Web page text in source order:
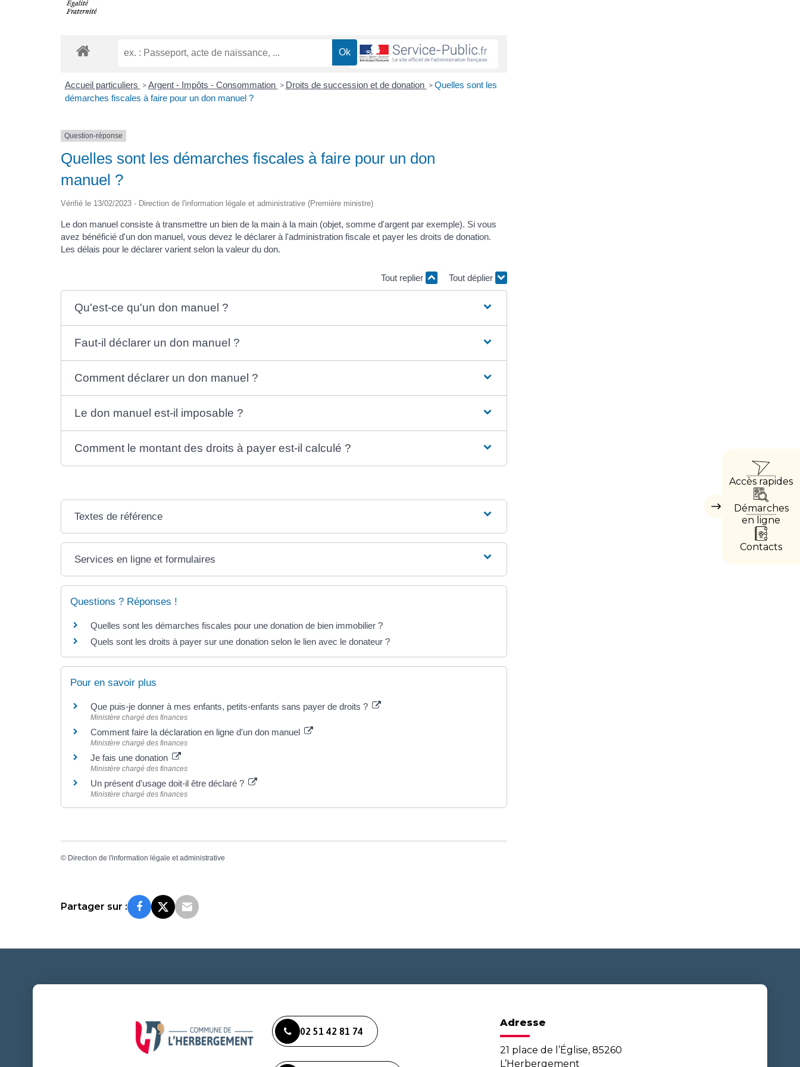
Masquer
Accès rapides
Démarches
en ligne
Contacts
Accueil particuliers > Argent - Impôts - Consommation > Droits de succession et de donation > Quelles sont les
démarches fiscales à faire pour un don manuel ?
Question-réponse
Quelles sont les démarches fiscales à faire pour un don
manuel ?
Vérifié le 13/02/2023 - Direction de l'information légale et administrative (Première ministre)
Le don manuel consiste à transmettre un bien de la main à la main (objet, somme d'argent par exemple). Si vous
avez bénéficié d'un don manuel, vous devez le déclarer à l'administration fiscale et payer les droits de donation.
Les délais pour le déclarer varient selon la valeur du don.
Tout replier Tout déplier
Qu'est-ce qu'un don manuel ?
Faut-il déclarer un don manuel ?
Comment déclarer un don manuel ?
Le don manuel est-il imposable ?
Comment le montant des droits à payer est-il calculé ?
Textes de référence
Services en ligne et formulaires
Questions ? Réponses !
Quelles sont les démarches fiscales pour une donation de bien immobilier ?
Quels sont les droits à payer sur une donation selon le lien avec le donateur ?
Pour en savoir plus
Que puis-je donner à mes enfants, petits-enfants sans payer de droits ?
Ministère chargé des finances
Comment faire la déclaration en ligne d'un don manuel
Ministère chargé des finances
Je fais une donation
Ministère chargé des finances
Un présent d'usage doit-il être déclaré ?
Ministère chargé des finances
© Direction de l'information légale et administrative
Partager sur :
02 51 42 81 74
Adresse
21 place de l’Église, 85260
L’Herbergement